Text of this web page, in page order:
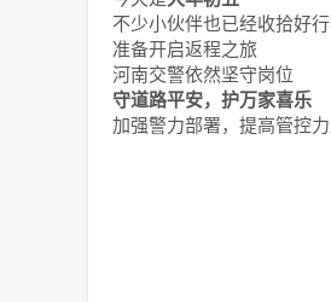
不少小伙伴也已经收拾好
准备开启返程之旅
河南交警依然坚守岗位
守道路平安，护万家喜乐
加强警力部署，提高管控